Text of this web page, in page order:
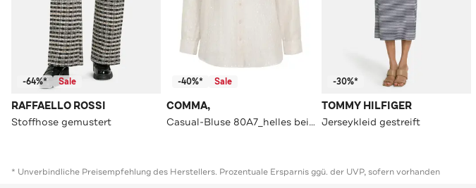
-64%* Sale
RAFFAELLO ROSSI
Stoffhose gemustert
-40%* Sale
COMMA,
Casual-Bluse 80A7_helles beige
-30%*
TOMMY HILFIGER
Jerseykleid gestreift
* Unverbindliche Preisempfehlung des Herstellers. Prozentuale Ersparnis ggü. der UVP, sofern vorhanden